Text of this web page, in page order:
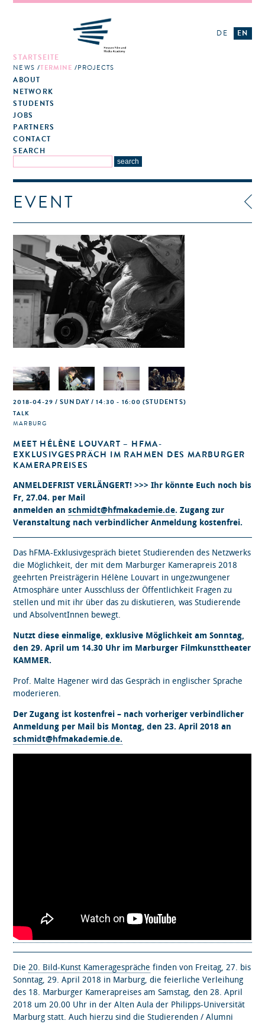
STARTSEITE
NEWS TERMINE PROJECTS
ABOUT
NETWORK
STUDENTS
JOBS
PARTNERS
CONTACT
SEARCH
DE EN
EVENT
2018-04-29 / SUNDAY / 14:30 - 16:00 (STUDENTS)
TALK
MARBURG
MEET HÉLÈNE LOUVART – HFMA-
EXKLUSIVGESPRÄCH IM RAHMEN DES MARBURGER
KAMERAPREISES
ANMELDEFRIST VERLÄNGERT! >>> Ihr könnte Euch noch bis
Fr, 27.04. per Mail
anmelden anschmidt@hfmakademie.de. Zugang zur
Veranstaltung nach verbindlicher Anmeldung kostenfrei.
Das hFMA-Exklusivgespräch bietet Studierenden des Netzwerks
die Möglichkeit, der mit dem Marburger Kamerapreis 2018
geehrten Preisträgerin Hélène Louvart in ungezwungener
Atmosphäre unter Ausschluss der Öffentlichkeit Fragen zu
stellen und mit ihr über das zu diskutieren, was Studierende
und AbsolventInnen bewegt.
Nutzt diese einmalige, exklusive Möglichkeit am Sonntag,
den 29. April um 14.30 Uhr im Marburger Filmkunsttheater
KAMMER.
Prof. Malte Hagener wird das Gespräch in englischer Sprache
moderieren.
Der Zugang ist kostenfrei – nach vorheriger verbindlicher
Anmeldung per Mail bis Montag, den 23. April 2018 an
schmidt@hfmakademie.de.
Die20. Bild-Kunst Kameragespräche finden von Freitag, 27. bis
Sonntag, 29. April 2018 in Marburg, die feierliche Verleihung
des 18. Marburger Kamerapreises am Samstag, den 28. April
2018 um 20.00 Uhr in der Alten Aula der Philipps-Universität
Marburg statt. Auch hierzu sind die Studierenden / Alumni